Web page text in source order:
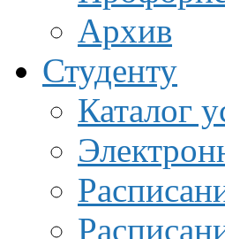
Архив
Студенту
Каталог